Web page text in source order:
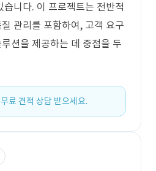
습니다. 이 프로젝트는 전반적
관리를 포함하여, 고객 요구
션을 제공하는 데 중점을 두
료 견적 상담 받으세요.